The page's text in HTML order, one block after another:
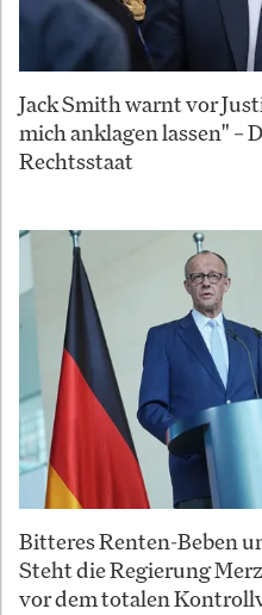
Jack Smith warnt vor
mich anklagen lassen" –
Rechtsstaat
Bitteres Renten-Beben
Steht die Regierung
vor dem totalen